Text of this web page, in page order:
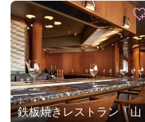
鉄板焼きレストラン「山